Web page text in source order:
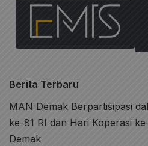
Berita Terbaru
MAN Demak Berpartisipasi
ke-81 RI dan Hari Koperasi
Demak